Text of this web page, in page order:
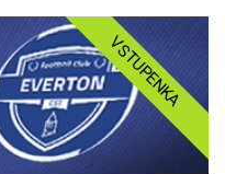
VSTUPENKA